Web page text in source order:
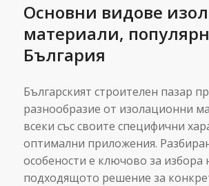
Основни видове
материали,
България
Българският строителен пазар
разнообразие от изолационни
всеки със своите специфични
оптимални приложения.
особености е ключово за избора
подходящото решение за